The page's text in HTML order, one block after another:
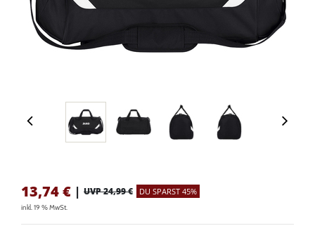
13,74€ | UVP 24,99 € DU SPARST 45%
inkl. 19 % MwSt.